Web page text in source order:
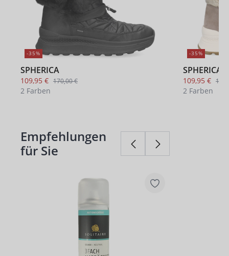
-35%
SPHERICA
109,95 € 170,00 €
2 Farben
-35%
SPHERICA
109,95 €
2 Farben
Produktgalerie überspringen
Empfehlungen
für Sie